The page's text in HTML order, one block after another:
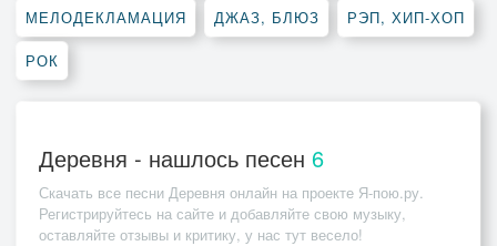
МЕЛОДЕКЛАМАЦИЯ ДЖАЗ, БЛЮЗ РЭП, ХИП-ХОП
РОК
Деревня - нашлось песен 6
Скачать все песни Деревня онлайн на проекте Я-пою.ру.
Регистрируйтесь на сайте и добавляйте свою музыку,
оставляйте отзывы и критику, у нас тут весело!